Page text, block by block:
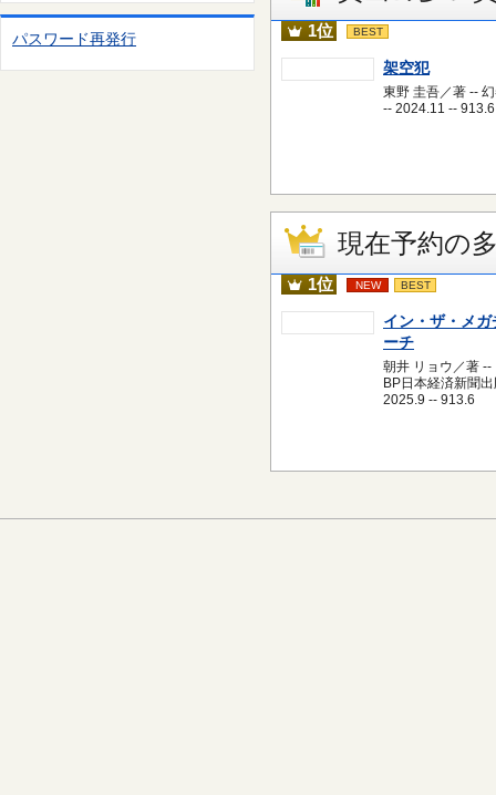
日
パスワード再発行 1位 BEST
架空犯
東野 圭吾／著 --
-- 2024.11 -- 913.6
現在予約の
1位 NEW BEST
イン・ザ・メガ
ーチ
朝井 リョウ／著 --
BP日本経済新聞
2025.9 -- 913.6